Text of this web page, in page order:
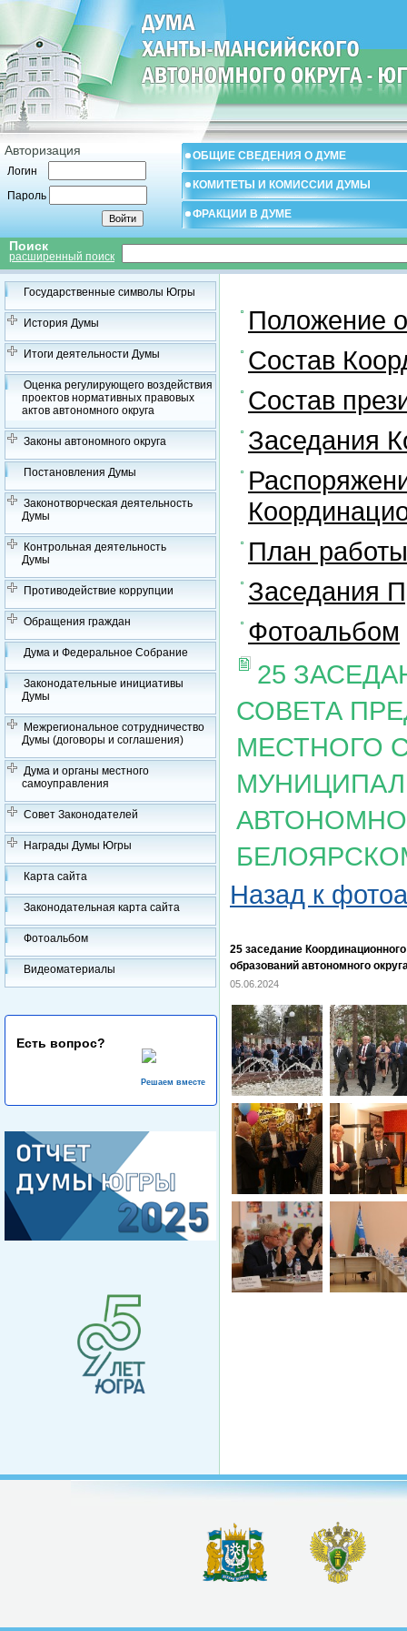
Авторизация
Логин
Пароль
ОБЩИЕ СВЕДЕНИЯ О ДУМЕ
КОМИТЕТЫ И КОМИССИИ ДУМЫ
ФРАКЦИИ В ДУМЕ
Поиск
расширенный поиск
Государственные символы Югры
История Думы
Итоги деятельности Думы
Оценка регулирующего воздействия
проектов нормативных правовых
актов автономного округа
Законы автономного округа
Постановления Думы
Законотворческая деятельность
Думы
Контрольная деятельность
Думы
Противодействие коррупции
Обращения граждан
Дума и Федеральное Собрание
Законодательные инициативы
Думы
Межрегиональное сотрудничество
Думы (договоры и соглашения)
Дума и органы местного
самоуправления
Совет Законодателей
Награды Думы Югры
Карта сайта
Законодательная карта сайта
Фотоальбом
Видеоматериалы
Есть вопрос?
Решаем вместе
Положение
Состав
Состав
Заседания
План
Заседания
Фотоальбом
25
СОВЕТА
МЕСТНОГО
Назад к
25 заседание
образований автономного
05.06.2024